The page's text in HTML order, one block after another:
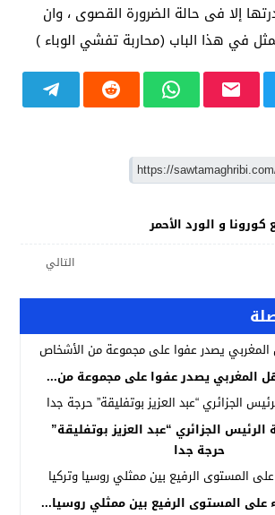
إلا فى حالة الضرورة القصوى ، وان
في هذا الباب (محاربة تفشي الوباء )
و الورد الأحمر
التالي
المغربي يصدر عفوا على مجموعة من...
الجزائري “عبد العزيز بوتفليقة”
حرجة جدا
على المستوى الرفيع بين ممثلي روسيا...